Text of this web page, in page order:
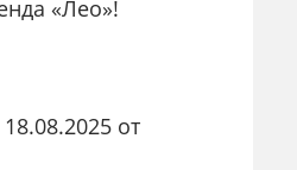
«Лео»!
от